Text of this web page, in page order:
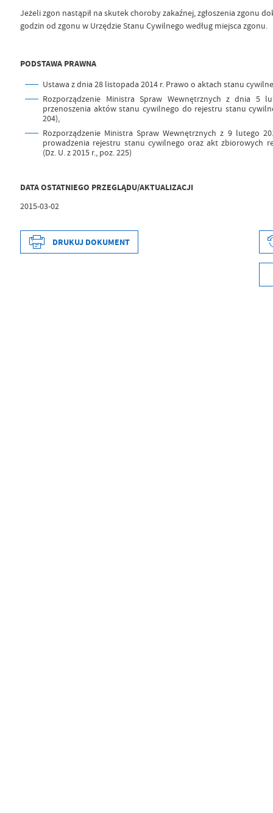
Jeżeli zgon nastąpił na skutek choroby zakaźnej, zgłoszenia zgonu
godzin od zgonu w Urzędzie Stanu Cywilnego według miejsca zgonu.
PODSTAWA PRAWNA
Ustawa z dnia 28 listopada 2014 r. Prawo o aktach stanu
Rozporządzenie Ministra Spraw Wewnętrznych z dnia 5
przenoszenia aktów stanu cywilnego do rejestru stanu
204),
Rozporządzenie Ministra Spraw Wewnętrznych z 9 lutego
prowadzenia rejestru stanu cywilnego oraz akt zbiorowych
(Dz. U. z 2015 r., poz. 225)
DATAOSTATNIEGO PRZEGLĄDU/AKTUALIZACJI
2015-03-02
Data wytworzenia 2020-09-03
Sławomir
2020-09-03
DRUKUJ DOKUMENT